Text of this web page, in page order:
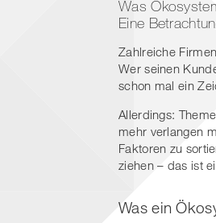
Was
Eine
Zahlreiche
Wer seinen
schon mal ein
Allerdings:
mehr verlangen
Faktoren zu
ziehen – das ist
Was ein